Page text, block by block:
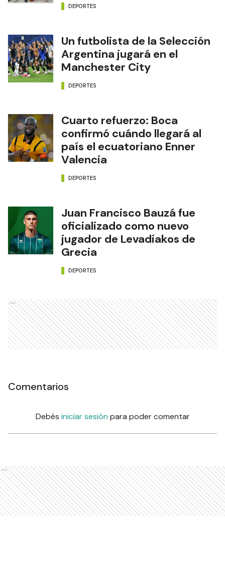
DEPORTES
Un futbolista de la Selección
Argentina jugará en el
Manchester City
DEPORTES
Cuarto refuerzo: Boca
confirmó cuándo llegará al
país el ecuatoriano Enner
Valencia
DEPORTES
Juan Francisco Bauzá fue
oficializado como nuevo
jugador de Levadiakos de
Grecia
DEPORTES
Ads
Comentarios
Debés iniciar sesión para poder comentar
Ads